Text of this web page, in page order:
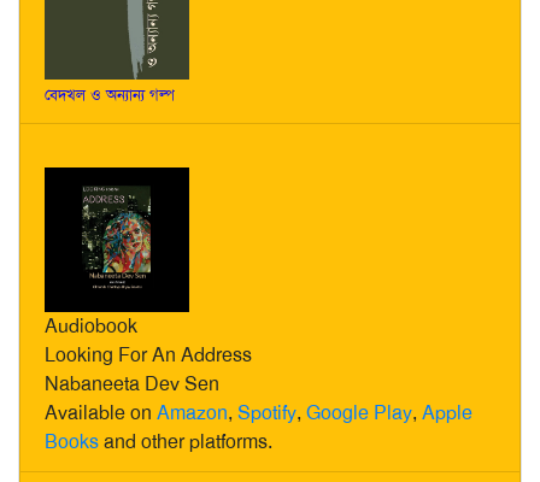
বেদখল ও অন্যান্য গল্প
Audiobook
Looking For An Address
Nabaneeta Dev Sen
Available on Amazon, Spotify, Google Play, Apple
Booksand other platforms.